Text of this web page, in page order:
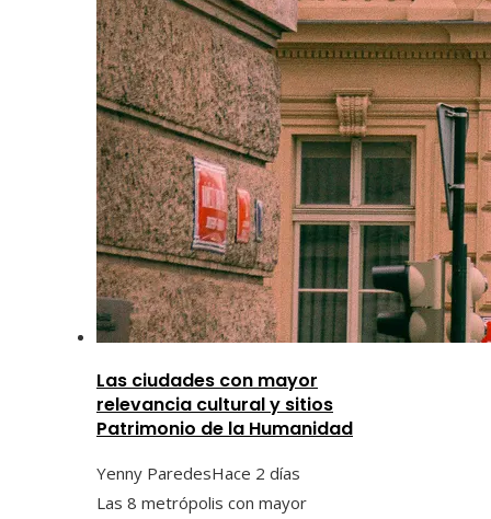
Las ciudades con mayor
relevancia cultural y sitios
Patrimonio de la Humanidad
Yenny ParedesHace 2 días
Las 8 metrópolis con mayor